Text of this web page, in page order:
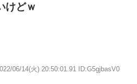
けどｗ
06/14(火) 20:50:01.91 ID:G5gjbasV0